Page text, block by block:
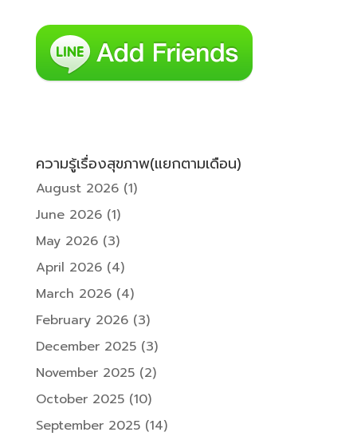
ความรู้เรื่องสุขภาพ(แยกตามเดือน)
August 2026(1)
June 2026(1)
May 2026(3)
April 2026(4)
March 2026(4)
February 2026(3)
December 2025(3)
November 2025(2)
October 2025(10)
September 2025(14)